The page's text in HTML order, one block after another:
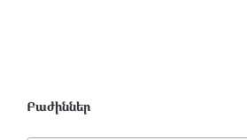
Բաժիններ